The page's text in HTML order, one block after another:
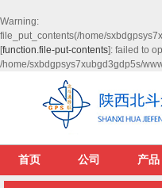
Warning:
file_put_contents(/home/
[function.file-put-contents]: failed to
/home/sxbdgpsys7xubgd3gdp5s/
首页 公司 产品